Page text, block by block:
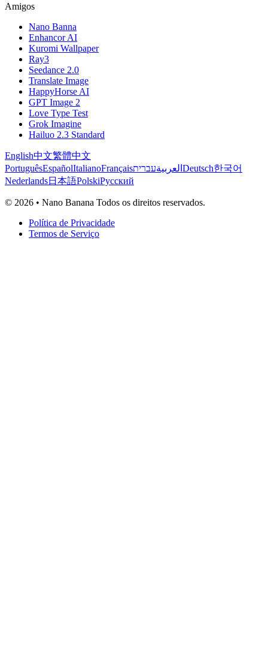
Amigos
Nano Banna
Enhancor AI
Kuromi Wallpaper
Ray3
Seedance 2.0
Translate Image
HappyHorse AI
GPT Image 2
Love Type Test
Grok Imagine
Hailuo 2.3 Standard
English中文繁體中文
PortuguêsEspañolItalianoFrançais العربيةעברית Deutsch한국어
Nederlands日本語PolskiРусский
© 2026 • Nano Banana Todos os direitos reservados.
Política de Privacidade
Termos de Serviço